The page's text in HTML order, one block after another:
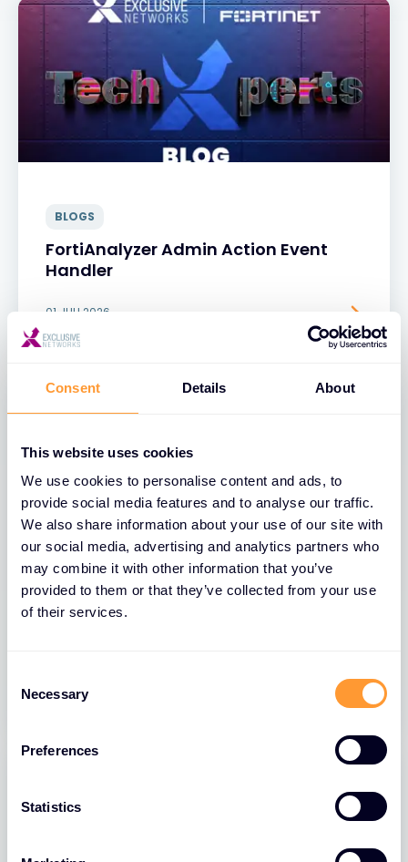
Consent Details About
This website uses cookies
We use cookies to personalise content and ads, to
provide social media features and to analyse our traffic.
We also share information about your use of our site with
our social media, advertising and analytics partners who
may combine it with other information that you’ve
provided to them or that they’ve collected from your use
of their services.
Necessary
Preferences
Statistics
BLOGS
FortiAnalyzer Admin Action Event
Handler
01 JULI 2026
BLOGS